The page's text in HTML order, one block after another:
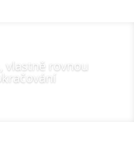
vlastně rovnou